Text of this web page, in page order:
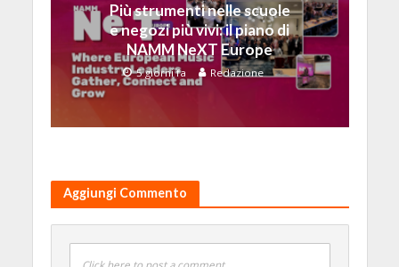
Più strumenti nelle scuole
e negozi più vivi: il piano di
NAMM NeXT Europe
5 giorni fa Redazione
Aggiungi Commento